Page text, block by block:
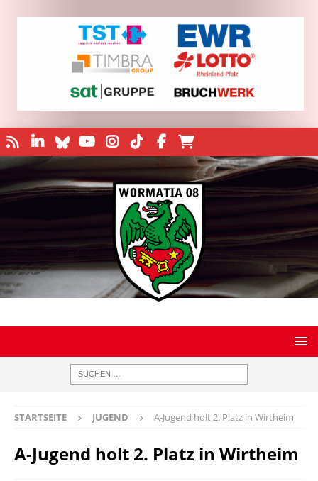
STARTSEITE JUGEND A-Jugend holt 2. Platz in Wirtheim
A-Jugend holt 2. Platz in Wirtheim